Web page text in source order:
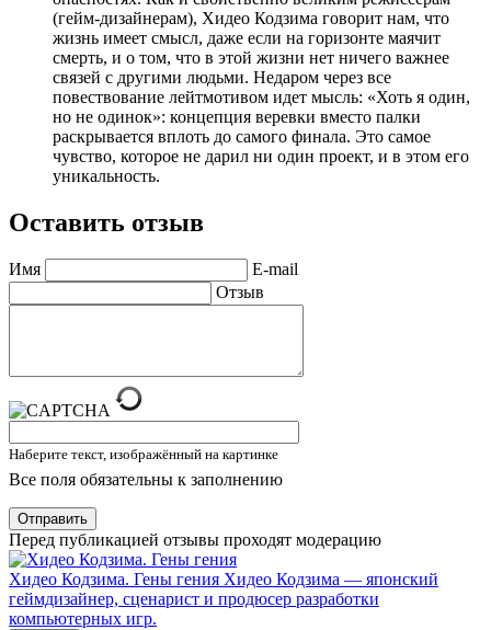
(гейм-дизайнерам), Хидео Кодзима говорит нам, что
жизнь имеет смысл, даже если на горизонте маячит
смерть, и о том, что в этой жизни нет ничего важнее
связей с другими людьми. Недаром через все
повествование лейтмотивом идет мысль: «Хоть я один,
но не одинок»: концепция веревки вместо палки
раскрывается вплоть до самого финала. Это самое
чувство, которое не дарил ни один проект, и в этом его
уникальность.
Оставить отзыв
Имя
E-mail
Отзыв
Наберите текст, изображённый на картинке
Все поля обязательны к заполнению
Отправить
Перед публикацией отзывы проходят модерацию
Хидео Кодзима. Гены гения Хидео Кодзима — японский
геймдизайнер, сценарист и продюсер разработки
компьютерных игр.